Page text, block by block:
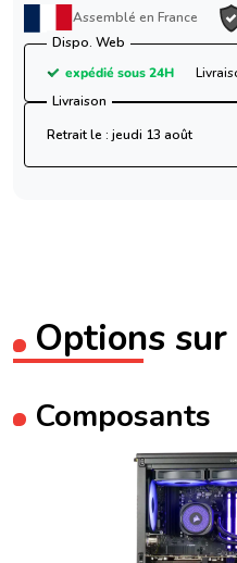
Assemblé en France
Dispo. Web
expédié sous 24H
Livraison
Retrait le : jeudi 13 août
Options sur
Composants